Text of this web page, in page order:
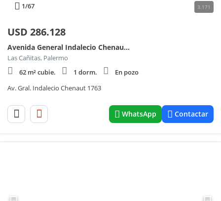
1/67 3.171
USD 286.128
Avenida General Indalecio Chenaut 1700, Piso 7
Las Cañitas, Palermo
62 m² cubie.
1 dorm.
En pozo
Av. Gral. Indalecio Chenaut 1763
WhatsApp Contactar